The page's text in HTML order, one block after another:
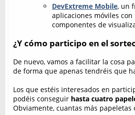
DevExtreme Mobile, un
aplicaciones móviles
componentes de
¿Y cómo participo en el
De nuevo, vamos a facilitar la cosa
de forma que apenas tendréis que
Los que estéis interesados en
podéis conseguir hasta cuatro
Obviamente, cuantas más